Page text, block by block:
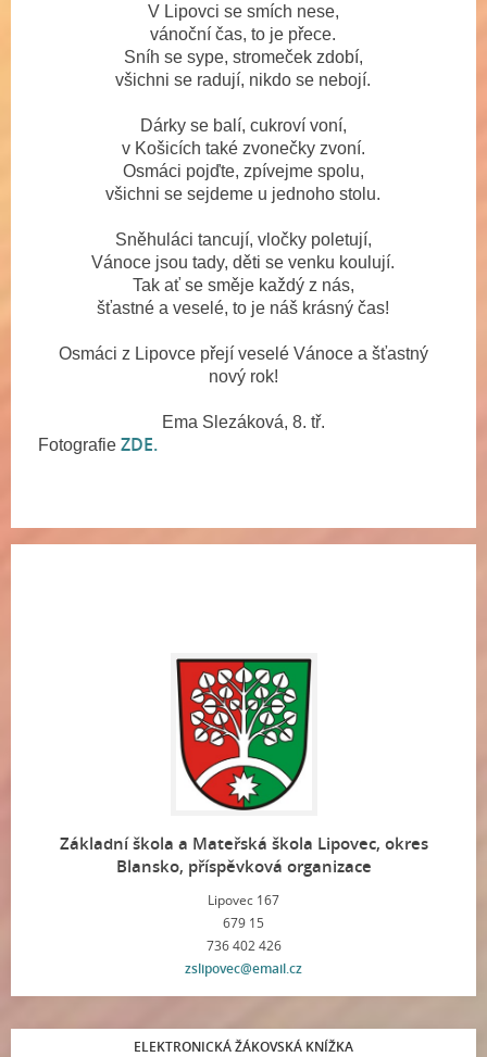
V Lipovci se smích nese,
vánoční čas, to je přece.
Sníh se sype, stromeček zdobí,
všichni se radují, nikdo se nebojí.
Dárky se balí, cukroví voní,
v Košicích také zvonečky zvoní.
Osmáci pojďte, zpívejme spolu,
všichni se sejdeme u jednoho stolu.
Sněhuláci tancují, vločky poletují,
Vánoce jsou tady, děti se venku koulují.
Tak ať se směje každý z nás,
šťastné a veselé, to je náš krásný čas!
Osmáci z Lipovce přejí veselé Vánoce a šťastný
nový rok!
Ema Slezáková, 8. tř.
Fotografie ZDE.
Základní škola a Mateřská škola Lipovec, okres
Blansko, příspěvková organizace
Lipovec 167
679 15
736 402 426
zslipovec@email.cz
ELEKTRONICKÁ ŽÁKOVSKÁ KNÍŽKA